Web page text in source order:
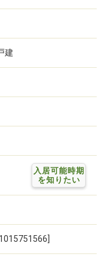
建
入居可能時期
を知りたい